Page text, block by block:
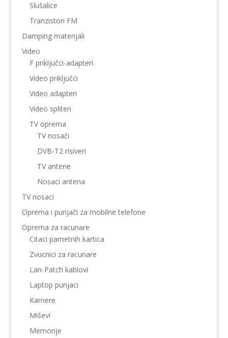
Slušalice
Tranzistori FM
Damping materijali
Video
F priključci-adapteri
Video priključci
Video adapteri
Video spliteri
TV oprema
TV nosači
DVB-T2 risiveri
TV antene
Nosaci antena
TV nosaci
Oprema i punjači za mobilne telefone
Oprema za racunare
Citaci pametnih kartica
Zvucnici za racunare
Lan-Patch kablovi
Laptop punjaci
Kamere
Miševi
Memorije